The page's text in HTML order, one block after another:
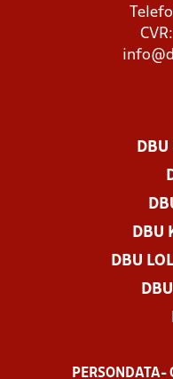
DBU
DBU
PERSONDATA-